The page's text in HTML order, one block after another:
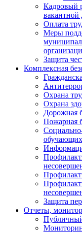
Кадровый
вакантной
Оплата
Меры
Защита
Комплексная
Охрана
Охрана
Дорожная
Пожарная
Защита
Отчеты,